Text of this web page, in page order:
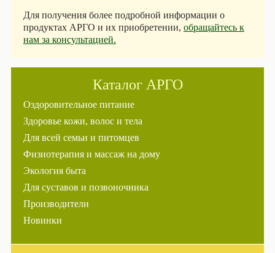
Для получения более подробной информации о
продуктах АРГО и их приобретении, обращайтесь к
нам за консультацией.
Каталог АРГО
Оздоровительное питание
Здоровье кожи, волос и тела
Для всей семьи и питомцев
Физиотерапия и массаж на дому
Экология быта
Для суставов и позвоночника
Производители
Новинки